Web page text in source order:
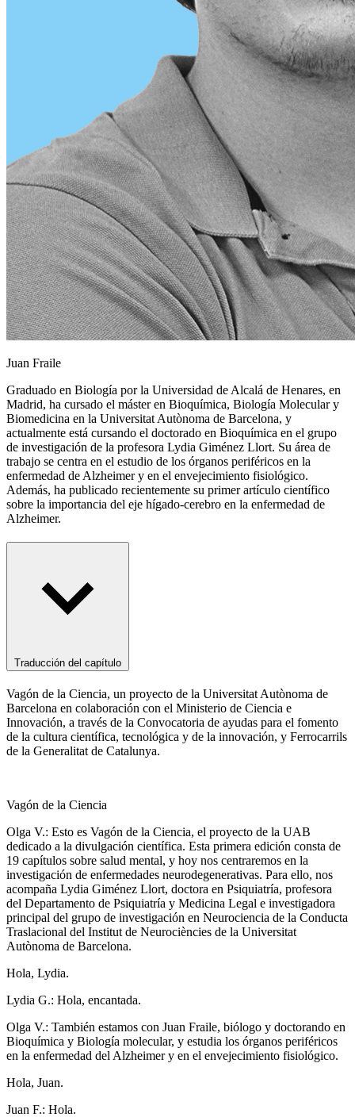
Juan Fraile
Graduado en Biología por la Universidad de Alcalá de Henares, en
Madrid, ha cursado el máster en Bioquímica, Biología Molecular y
Biomedicina en la Universitat Autònoma de Barcelona, y
actualmente está cursando el doctorado en Bioquímica en el grupo
de investigación de la profesora Lydia Giménez Llort. Su área de
trabajo se centra en el estudio de los órganos periféricos en la
enfermedad de Alzheimer y en el envejecimiento fisiológico.
Además, ha publicado recientemente su primer artículo científico
sobre la importancia del eje hígado-cerebro en la enfermedad de
Alzheimer.
Traducción del capítulo
Vagón de la Ciencia, un proyecto de la Universitat Autònoma de
Barcelona en colaboración con el Ministerio de Ciencia e
Innovación, a través de la Convocatoria de ayudas para el fomento
de la cultura científica, tecnológica y de la innovación, y Ferrocarrils
de la Generalitat de Catalunya.
Vagón de la Ciencia
Olga V.: Esto es Vagón de la Ciencia, el proyecto de la UAB
dedicado a la divulgación científica. Esta primera edición consta de
19 capítulos sobre salud mental, y hoy nos centraremos en la
investigación de enfermedades neurodegenerativas. Para ello, nos
acompaña Lydia Giménez Llort, doctora en Psiquiatría, profesora
del Departamento de Psiquiatría y Medicina Legal e investigadora
principal del grupo de investigación en Neurociencia de la Conducta
Traslacional del Institut de Neurociències de la Universitat
Autònoma de Barcelona.
Hola, Lydia.
Lydia G.: Hola, encantada.
Olga V.: También estamos con Juan Fraile, biólogo y doctorando en
Bioquímica y Biología molecular, y estudia los órganos periféricos
en la enfermedad del Alzheimer y en el envejecimiento fisiológico.
Hola, Juan.
Juan F.: Hola.